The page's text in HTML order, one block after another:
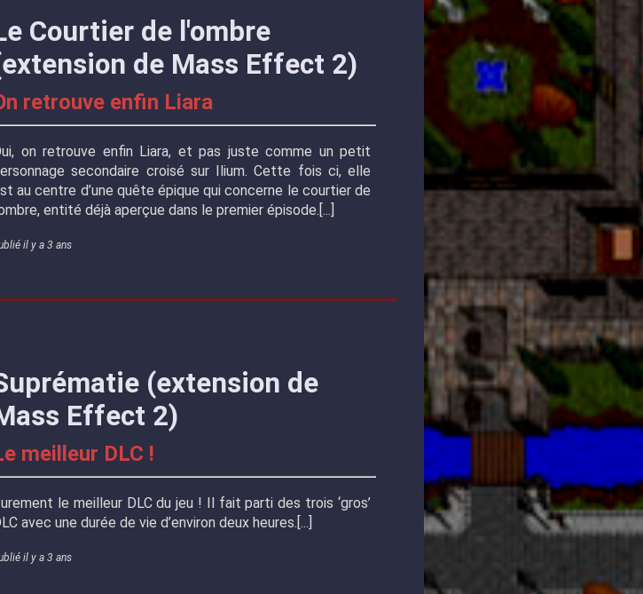
Courtier de l'ombre
de Mass Effect 2)
retrouve enfin Liara
on retrouve enfin Liara, et pas juste comme un petit
secondaire croisé sur Ilium. Cette fois ci, elle
au centre d’une quête épique qui concerne le courtier de
entité déjà aperçue dans le premier épisode.
il y a 3 ans
(extension de
Effect 2)
meilleur DLC !
le meilleur DLC du jeu ! Il fait parti des trois ‘gros’
avec une durée de vie d’environ deux heures.
il y a 3 ans